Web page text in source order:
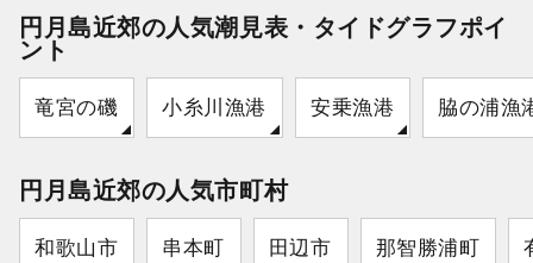
円月島近郊の人気潮見表・タイドグラフポイ
ント
竜宮の磯 小糸川漁港 安乗漁港 脇の浦漁
円月島近郊の人気市町村
和歌山市 串本町 田辺市 那智勝浦町